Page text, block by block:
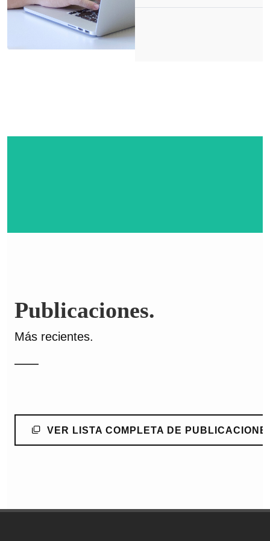
Publicaciones.
Más recientes.
VER LISTA COMPLETA DE